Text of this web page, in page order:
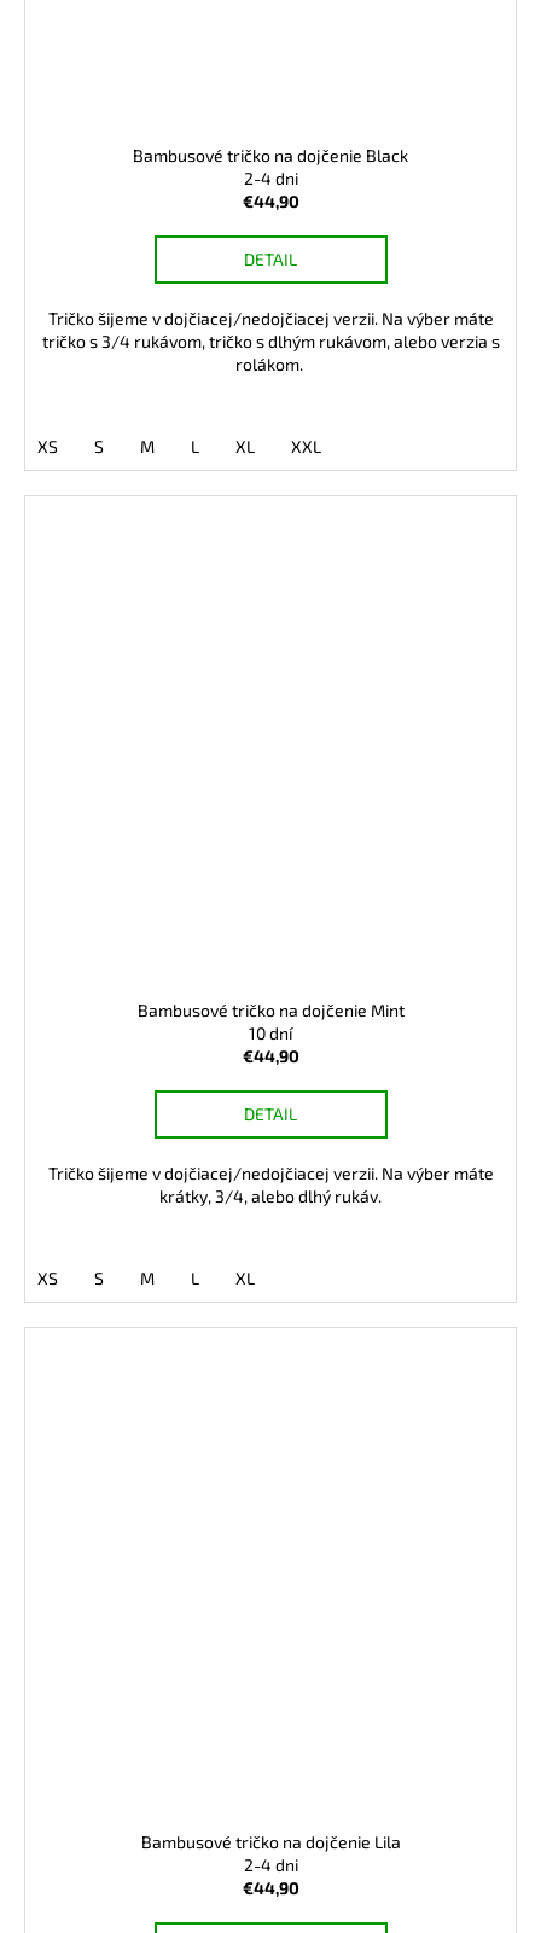
Bambusové tričko na dojčenie Black
2-4 dni
€44,90
DETAIL
Tričko šijeme v dojčiacej/nedojčiacej verzii. Na výber máte
tričko s 3/4 rukávom, tričko s dlhým rukávom, alebo verzia s
rolákom.
XS S M L XL XXL
Bambusové tričko na dojčenie Mint
10 dní
€44,90
DETAIL
Tričko šijeme v dojčiacej/nedojčiacej verzii. Na výber máte
krátky, 3/4, alebo dlhý rukáv.
XS S M L XL
Bambusové tričko na dojčenie Lila
2-4 dni
€44,90